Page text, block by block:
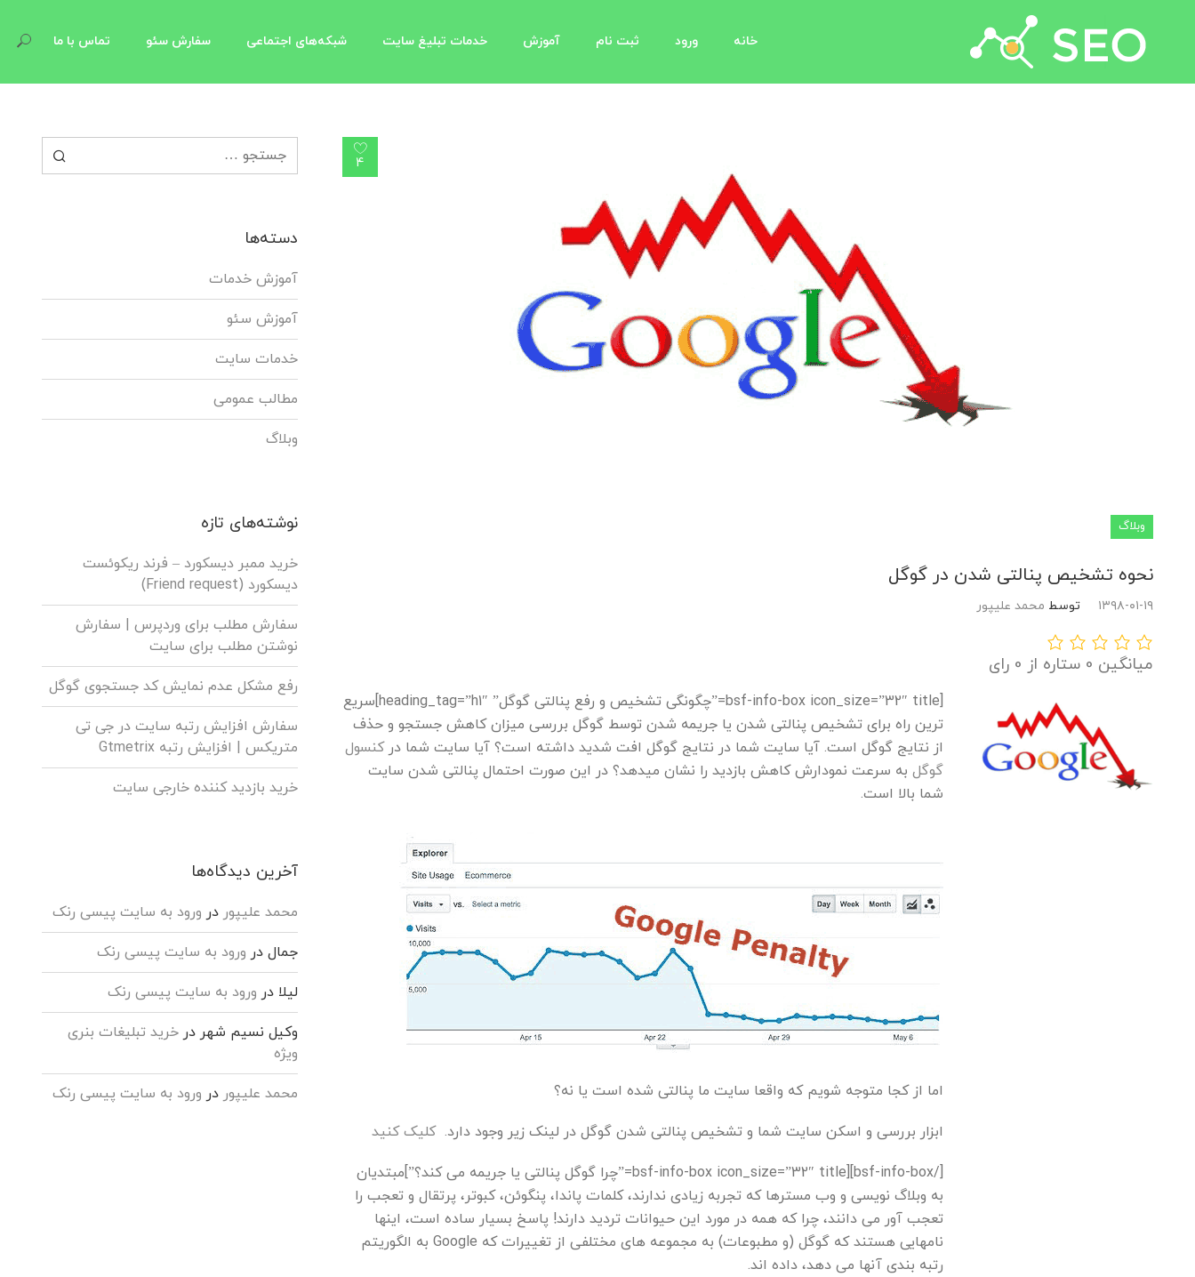
خانه ورود ثبت نام آموزش خدمات تبلیغ سایت شبکه‌های اجتماعی سفارش سئو تماس با ما
جستجو برای:
4
وبلاگ
نحوه تشخیص پنالتی شدن در گوگل
۱۳۹۸-۰۱-۱۹ توسط محمد علیپور
میانگین 0 ستاره از 0 رای
[bsf-info-box icon_size=”32″ title=”چگونگی تشخیص و رفع پنالتی گوگل” heading_tag=”h1″]سریع
ترین راه برای تشخیص پنالتی شدن یا جریمه شدن توسط گوگل بررسی میزان کاهش جستجو و حذف
از نتایج گوگل است. آیا سایت شما در نتایج گوگل افت شدید داشته است؟ آیا سایت شما درکنسول
گوگلبه سرعت نمودارش کاهش بازدید را نشان میدهد؟ در این صورت احتمال پنالتی شدن سایت
شما بالا است.
اما از کجا متوجه شویم که واقعا سایت ما پنالتی شده است یا نه؟
ابزار بررسی و اسکن سایت شما و تشخیص پنالتی شدن گوگل در لینک زیر وجود دارد.کلیک کنید
[/bsf-info-box][bsf-info-box icon_size=”32″ title=”چرا گوگل پنالتی یا جریمه می کند؟”]مبتدیان
به وبلاگ نویسی و وب مسترها که تجربه زیادی ندارند، کلمات پاندا، پنگوئن، کبوتر، پرتقال و تعجب را
تعجب آور می دانند، چرا که همه در مورد این حیوانات تردید دارند! پاسخ بسیار ساده است، اینها
نامهایی هستند که گوگل (و مطبوعات) به مجموعه های مختلفی از تغییرات که Google به الگوریتم
رتبه بندی آنها می دهد، داده اند.
دسته‌ها
آموزش خدمات
آموزش سئو
خدمات سایت
مطالب عمومی
وبلاگ
نوشته‌های تازه
خرید ممبر دیسکورد – فرند ریکوئست
دیسکورد (Friend request)
سفارش مطلب برای وردپرس |‌ سفارش
نوشتن مطلب برای سایت
رفع مشکل عدم نمایش کد جستجوی گوگل
سفارش افزایش رتبه سایت در جی تی
متریکس | افزایش رتبه Gtmetrix
خرید بازدید کننده خارجی سایت
آخرین دیدگاه‌ها
محمد علیپور در ورود به سایت پیسی رنک
جمال در ورود به سایت پیسی رنک
لیلا در ورود به سایت پیسی رنک
وکیل نسیم شهر درخرید تبلیغات بنری
ویژه
محمد علیپور در ورود به سایت پیسی رنک